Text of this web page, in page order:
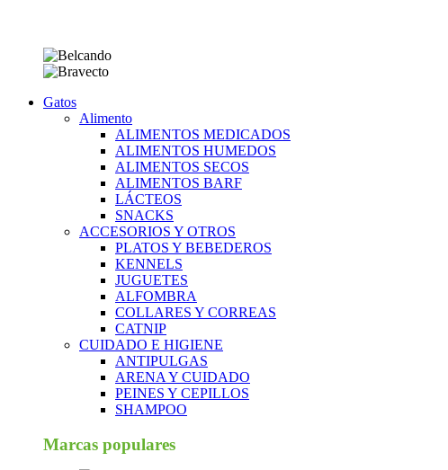
Gatos
Alimento
ALIMENTOS MEDICADOS
ALIMENTOS HUMEDOS
ALIMENTOS SECOS
ALIMENTOS BARF
LÁCTEOS
SNACKS
ACCESORIOS Y OTROS
PLATOS Y BEBEDEROS
KENNELS
JUGUETES
ALFOMBRA
COLLARES Y CORREAS
CATNIP
CUIDADO E HIGIENE
ANTIPULGAS
ARENA Y CUIDADO
PEINES Y CEPILLOS
SHAMPOO
Marcas populares